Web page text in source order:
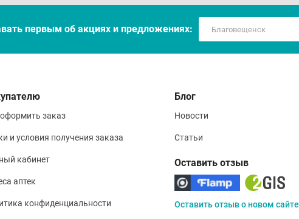
первым об акцияx и предложениях:
заказ
и условия получения заказа
кабинет
аптек
конфиденциальности
Блог
Новости
Статьи
Оставить отзыв
Оставить отзыв о новом сайте